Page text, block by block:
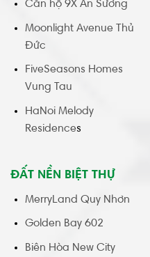
Căn hộ 9X An Sương
Moonlight Avenue Thủ
Đức
FiveSeasons Homes
Vung Tau
HaNoi Melody
Residences
ĐẤT NỀN BIỆT THỰ
MerryLand Quy Nhơn
Golden Bay 602
Biên Hòa New City